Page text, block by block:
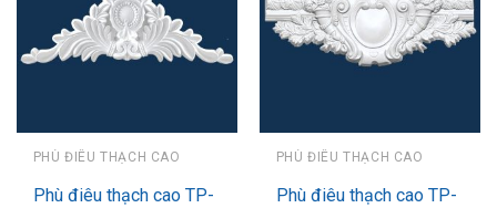
PHÙ ĐIÊU THẠCH CAO
Phù điêu thạch cao TP-
PHÙ ĐIÊU THẠCH CAO
Phù điêu thạch cao TP-